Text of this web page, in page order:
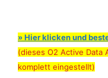
» Hier klicken und
(dieses O2 Active Data
komplett eingestellt)